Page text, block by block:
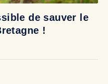
de sauver le
!